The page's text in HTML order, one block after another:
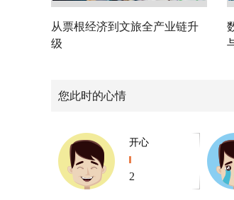
从票根经济到文旅全产业链升
级
您此时的心情
开心
2